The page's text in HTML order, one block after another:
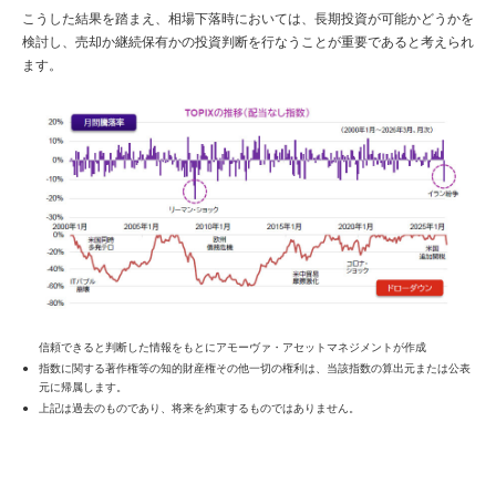
こうした結果を踏まえ、相場下落時においては、長期投資が可能かどうかを
検討し、売却か継続保有かの投資判断を行なうことが重要であると考えられ
ます。
信頼できると判断した情報をもとにアモーヴァ・アセットマネジメントが作成
指数に関する著作権等の知的財産権その他一切の権利は、当該指数の算出元または公表
元に帰属します。
上記は過去のものであり、将来を約束するものではありません。